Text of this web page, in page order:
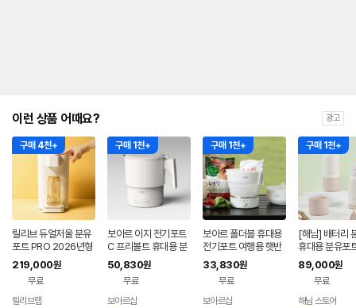
이런 상품 어때요? 광고
구매 4천+
릴리브 듀얼저울 분유
포트 PRO 2026년형
219,000원
무료
릴리브랩
구매 1천+
보아르 이지 전기포트
C 프리볼트 휴대용 분
유포트 접이식 여행용
커피 햇반 SUS316
50,830원
무료
보아르샵
구매 1천+
보아르 폴더블 휴대용
전기포트 여행용 햇반
접이식 커피 프리볼트
캠핑
33,830원
무료
보아르샵
구매 1천+
[해님] 배터리
휴대용 분유포
-100도가열,
분리세척,
89,000원
무료
해님 스토어